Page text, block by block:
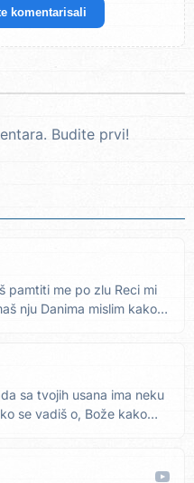
komentarisali
Budite prvi!
pamtiti me po zlu Reci mi
nju Danima mislim kako
sa tvojih usana ima neku
se vadiš o, Bože kako